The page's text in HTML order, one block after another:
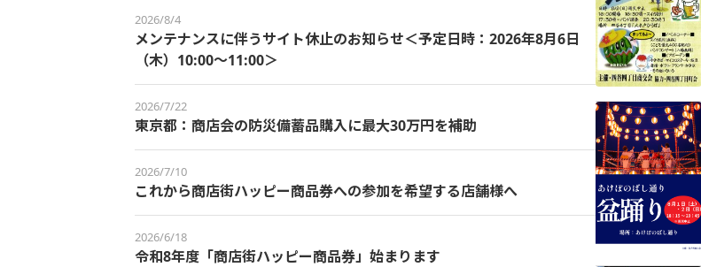
2026/8/4
メンテナンスに伴うサイト休止のお知らせ＜予定日時：2026年8月6日
（木）10:00～11:00＞
2026/7/22
東京都：商店会の防災備蓄品購入に最大30万円を補助
2026/7/10
これから商店街ハッピー商品券への参加を希望する店舗様へ
2026/6/18
令和8年度「商店街ハッピー商品券」始まります